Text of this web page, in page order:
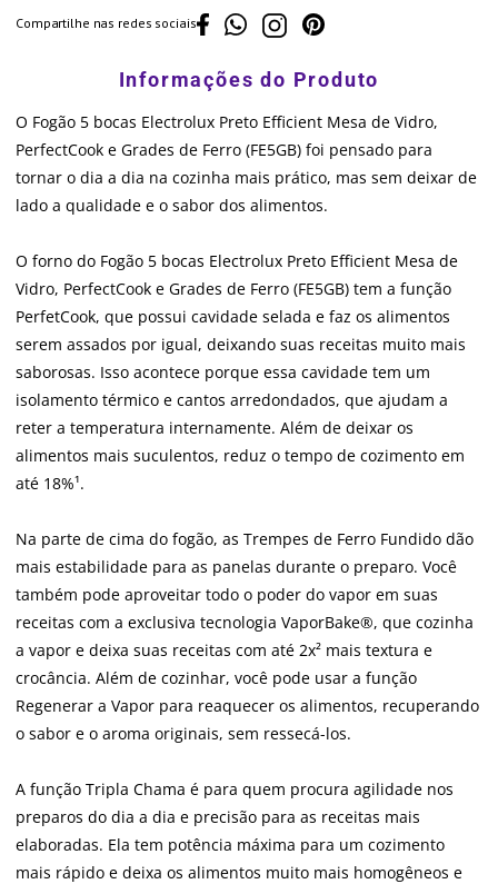
Compartilhe nas redes sociais
O Fogão 5 bocas Electrolux Preto Efficient Mesa de Vidro,
PerfectCook e Grades de Ferro (FE5GB) foi pensado para
tornar o dia a dia na cozinha mais prático, mas sem deixar de
lado a qualidade e o sabor dos alimentos.
O forno do Fogão 5 bocas Electrolux Preto Efficient Mesa de
Vidro, PerfectCook e Grades de Ferro (FE5GB) tem a função
PerfetCook, que possui cavidade selada e faz os alimentos
serem assados por igual, deixando suas receitas muito mais
saborosas. Isso acontece porque essa cavidade tem um
isolamento térmico e cantos arredondados, que ajudam a
reter a temperatura internamente. Além de deixar os
alimentos mais suculentos, reduz o tempo de cozimento em
até 18%¹.
Na parte de cima do fogão, as Trempes de Ferro Fundido dão
mais estabilidade para as panelas durante o preparo. Você
também pode aproveitar todo o poder do vapor em suas
receitas com a exclusiva tecnologia VaporBake®, que cozinha
a vapor e deixa suas receitas com até 2x² mais textura e
crocância. Além de cozinhar, você pode usar a função
Regenerar a Vapor para reaquecer os alimentos, recuperando
o sabor e o aroma originais, sem ressecá-los.
A função Tripla Chama é para quem procura agilidade nos
preparos do dia a dia e precisão para as receitas mais
elaboradas. Ela tem potência máxima para um cozimento
mais rápido e deixa os alimentos muito mais homogêneos e